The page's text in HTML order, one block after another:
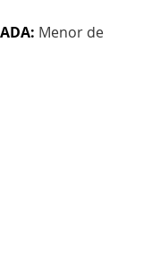
Menor de